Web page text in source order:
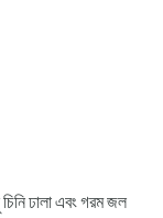
ঢালা এবং গরম জল